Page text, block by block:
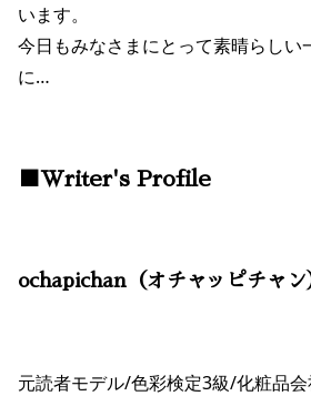
います。
今日もみなさまにとって素晴らしい
に…
■Writer's Profile
ochapichan（オチャッピチャン
元読者モデル/色彩検定3級/化粧品